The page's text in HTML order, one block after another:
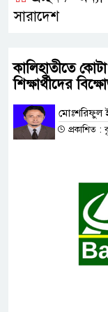
সারাদেশ
কালিহাতীতে
শিক্ষার্থীদের
মোঃশরিফুল
প্রকাশিত :